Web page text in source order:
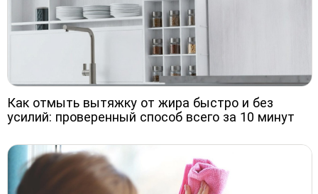
Как отмыть вытяжку от жира быстро и без
усилий: проверенный способ всего за 10 минут